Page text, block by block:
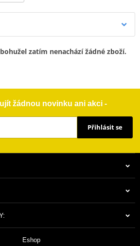
zatím nenachází žádné zboží.
žádnou novinku ani akci -
Přihlásit se
Eshop